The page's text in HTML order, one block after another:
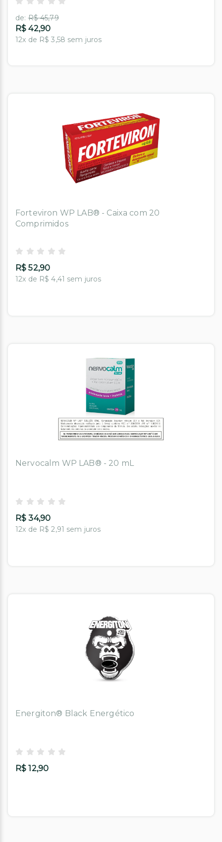
de:R$ 45,79
R$ 42,90
12x de R$ 3,58 sem juros
Forteviron WP LAB® - Caixa com 20
Comprimidos
R$ 52,90
12x de R$ 4,41 sem juros
Nervocalm WP LAB® - 20 mL
R$ 34,90
12x de R$ 2,91 sem juros
Energiton® Black Energético
R$ 12,90